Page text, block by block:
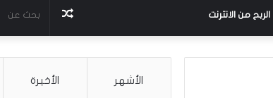
الربح من الانترنت مقال
عشوائي
الأشهر الأخيرة